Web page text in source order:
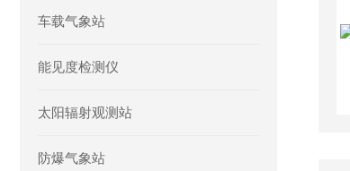
车载气象站
能见度检测仪
太阳辐射观测站
防爆气象站